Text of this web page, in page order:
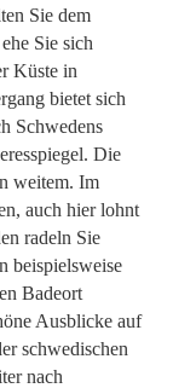
Sie dem
Sie sich
Küste in
bietet sich
Schwedens
Die
weitem. Im
auch hier lohnt
radeln Sie
beispielsweise
Badeort
Ausblicke auf
schwedischen
nach